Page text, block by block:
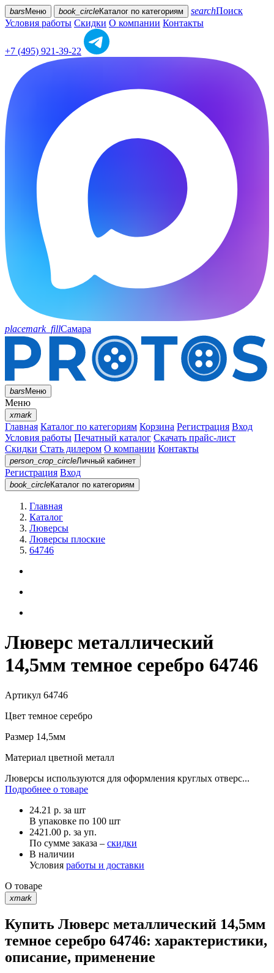
bars Меню book_circleКаталог по категориям searchПоиск
Условия работы Скидки О компании Контакты
+7 (495) 921-39-22
placemark_fillСамара
barsМеню
Меню
xmark
Главная Каталог по категориям Корзина Регистрация Вход
Условия работы Печатный каталог Скачать прайс-лист
Скидки Стать дилером О компании Контакты
person_crop_circleЛичный кабинет
Регистрация Вход
book_circleКаталог по категориям
Главная
Каталог
Люверсы
Люверсы плоские
64746
Люверс металлический
14,5мм темное серебро 64746
Артикул 64746
Цвет темное серебро
Размер 14,5мм
Материал цветной металл
Люверсы используются для оформления круглых отверс...
Подробнее о товаре
24.21 р. за шт
В упаковке по 100 шт
2421.00 р. за уп.
По сумме заказа – скидки
В наличии
Условия работы и доставки
О товаре
xmark
Купить Люверс металлический 14,5мм
темное серебро 64746: характеристики,
описание, применение